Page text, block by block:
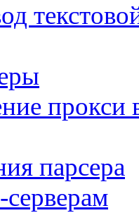
прокси
парсера